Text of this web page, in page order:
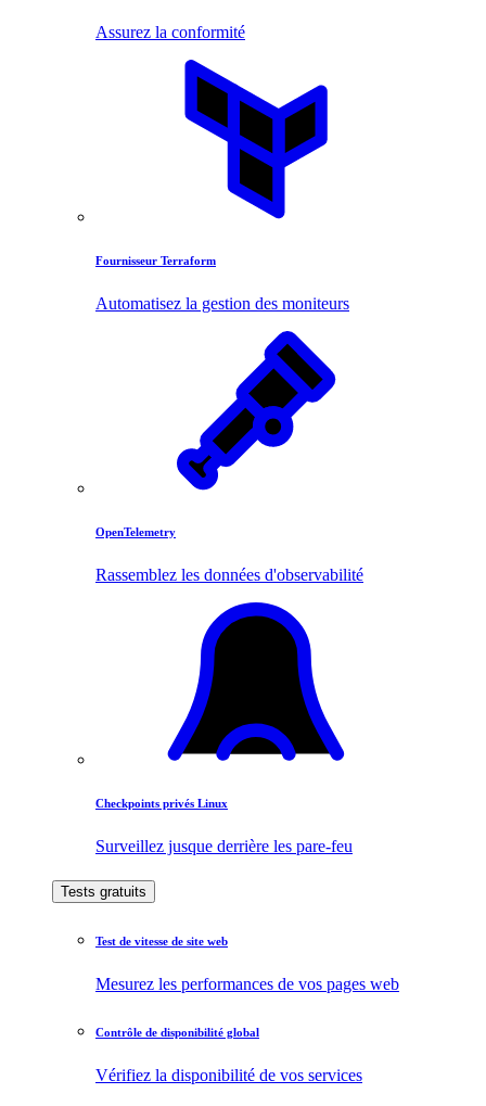
Assurez la conformité
Fournisseur Terraform
Automatisez la gestion des moniteurs
OpenTelemetry
Rassemblez les données d'observabilité
Checkpoints privés Linux
Surveillez jusque derrière les pare-feu
Tests gratuits
Test de vitesse de site web
Mesurez les performances de vos pages web
Contrôle de disponibilité global
Vérifiez la disponibilité de vos services